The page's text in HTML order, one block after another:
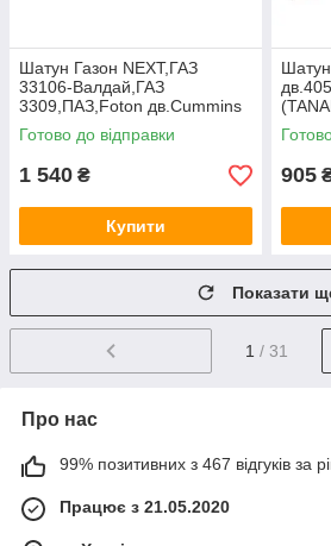
Шатун Газон NEXT,ГАЗ
33106-Валдай,ГАЗ
3309,ПАЗ,Foton дв.Cummins
ISF 3.8 (Cummins Investmen)
5257364
Готово до відправки
1 540 ₴
Купити
905
Показати
1 / 31
Про нас
99% позитивних з 467 відгуків за
Працює з 21.05.2020